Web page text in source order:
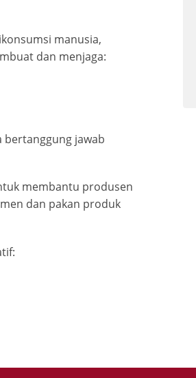
manusia,
dan menjaga:
bertanggung jawab
membantu produsen
dan pakan produk